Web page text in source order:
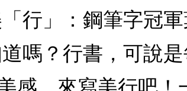
行」：鋼筆字冠
嗎？行書，可說